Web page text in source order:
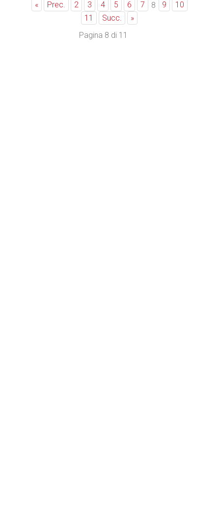
« Prec. 2 3 4 5 6 7 8 9
10
11
Succ.
»
Pagina 8 di 11